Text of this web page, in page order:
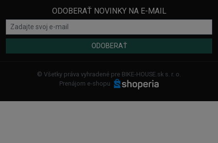
ODOBERAŤ NOVINKY NA E-MAIL
ODOBERAŤ
© Všetky práva vyhradené pre BIKE-HOUSE.sk s. r. o.
Prenájom e-shopu